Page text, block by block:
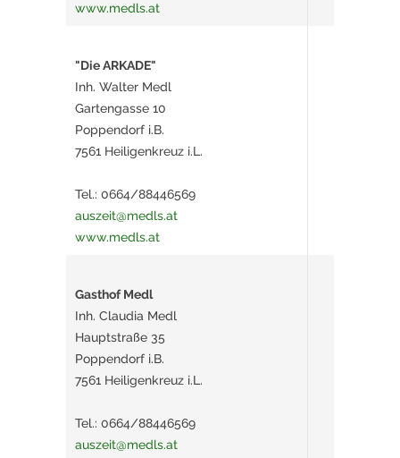
www.medls.at
"Die ARKADE"
Inh. Walter Medl
Gartengasse 10
Poppendorf i.B.
7561 Heiligenkreuz i.L.
Tel.: 0664/88446569
auszeit@medls.at
www.medls.at
Gasthof Medl
Inh. Claudia Medl
Hauptstraße 35
Poppendorf i.B.
7561 Heiligenkreuz i.L.
Tel.: 0664/88446569
auszeit@medls.at